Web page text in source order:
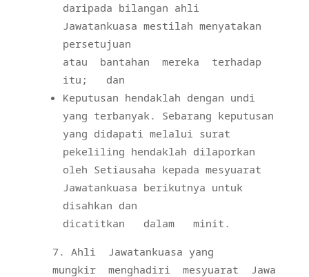
daripada bilangan ahli
Jawatankuasa mestilah menyatakan
persetujuan
atau
bantahan mereka
terhadap
itu;
dan
Keputusan hendaklah dengan undi
yang terbanyak. Sebarang keputusan
yang didapati melalui surat
pekeliling hendaklah dilaporkan
oleh Setiausaha kepada mesyuarat
Jawatankuasa berikutnya untuk
disahkan dan
dicatitkan
dalam minit.
Ahli
Jawatankuasa yang
mungkir
menghadiri mesyuarat
Jawa